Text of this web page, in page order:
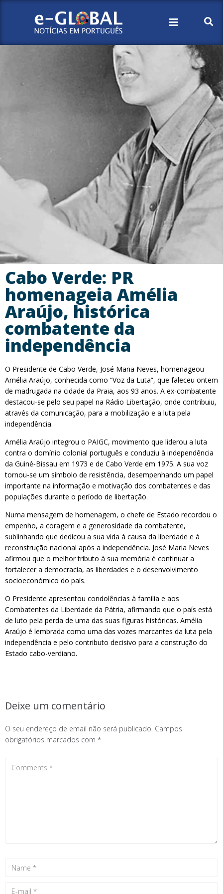
Cabo Verde: PR
homenageia Amélia
Araújo, histórica
combatente da
independência
O Presidente de Cabo Verde, José Maria Neves, homenageou
Amélia Araújo, conhecida como “Voz da Luta”, que faleceu ontem
de madrugada na cidade da Praia, aos 93 anos. A ex-combatente
destacou-se pelo seu papel na Rádio Libertação, onde contribuiu,
através da comunicação, para a mobilização e a luta pela
independência.
Amélia Araújo integrou o PAIGC, movimento que liderou a luta
contra o domínio colonial português e conduziu à independência
da Guiné‑Bissau em 1973 e de Cabo Verde em 1975. A sua voz
tornou-se um símbolo de resistência, desempenhando um papel
importante na informação e motivação dos combatentes e das
populações durante o período de libertação.
Numa mensagem de homenagem, o chefe de Estado recordou o
empenho, a coragem e a generosidade da combatente,
sublinhando que dedicou a sua vida à causa da liberdade e à
reconstrução nacional após a independência. José Maria Neves
afirmou que o melhor tributo à sua memória é continuar a
fortalecer a democracia, as liberdades e o desenvolvimento
socioeconómico do país.
O Presidente apresentou condolências à família e aos
Combatentes da Liberdade da Pátria, afirmando que o país está
de luto pela perda de uma das suas figuras históricas. Amélia
Araújo é lembrada como uma das vozes marcantes da luta pela
independência e pelo contributo decisivo para a construção do
Estado cabo-verdiano.
Deixe um comentário
O seu endereço de email não será publicado. Campos
obrigatórios marcados com *